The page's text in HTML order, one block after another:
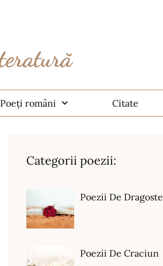
Poeți români Citate
Categorii poezii:
Poezii De Dragoste
Poezii De Craciun